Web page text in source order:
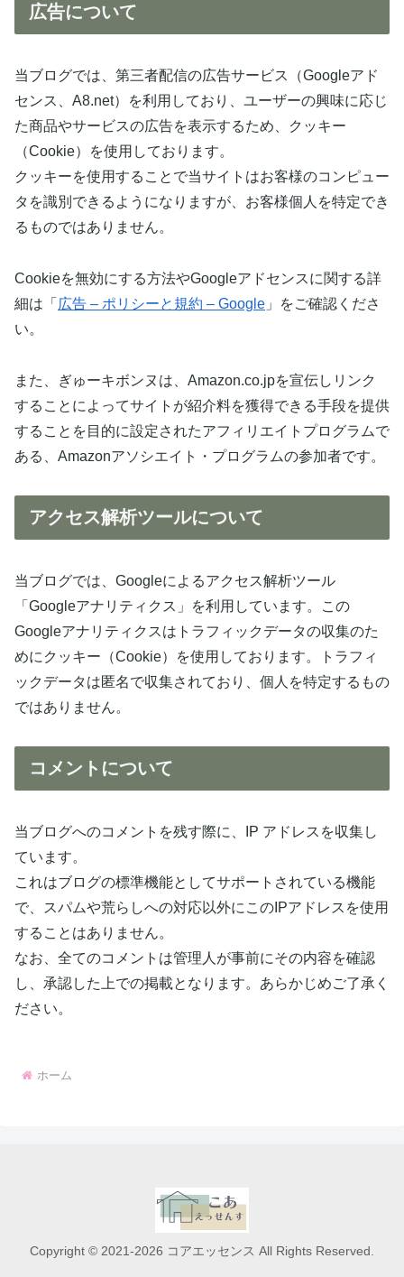
広告について
当ブログでは、第三者配信の広告サービス（Googleアド
センス、A8.net）を利用しており、ユーザーの興味に応じ
た商品やサービスの広告を表示するため、クッキー
（Cookie）を使用しております。
クッキーを使用することで当サイトはお客様のコンピュー
タを識別できるようになりますが、お客様個人を特定でき
るものではありません。
Cookieを無効にする方法やGoogleアドセンスに関する詳
細は「 広告 – ポリシーと規約 – Google 」をご確認くださ
い。
また、ぎゅーキボンヌは、Amazon.co.jpを宣伝しリンク
することによってサイトが紹介料を獲得できる手段を提供
することを目的に設定されたアフィリエイトプログラムで
ある、Amazonアソシエイト・プログラムの参加者です。
アクセス解析ツールについて
当ブログでは、Googleによるアクセス解析ツール
「Googleアナリティクス」を利用しています。この
Googleアナリティクスはトラフィックデータの収集のた
めにクッキー（Cookie）を使用しております。トラフィ
ックデータは匿名で収集されており、個人を特定するもの
ではありません。
コメントについて
当ブログへのコメントを残す際に、IP アドレスを収集し
ています。
これはブログの標準機能としてサポートされている機能
で、スパムや荒らしへの対応以外にこのIPアドレスを使用
することはありません。
なお、全てのコメントは管理人が事前にその内容を確認
し、承認した上での掲載となります。あらかじめご了承く
ださい。
ホーム
Copyright © 2021-2026 コアエッセンス All Rights Reserved.